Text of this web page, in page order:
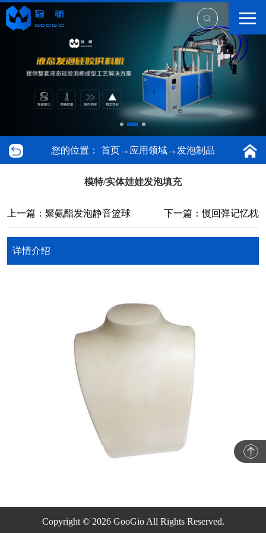
您的位置： 首页→ 应用领域→ 发泡制品
模特/实体娃娃发泡填充
上一篇：聚氨酯发泡静音篮球 下一篇：慢回弹记忆枕
详情介绍
Copyright © 2026 GooGio All Rights Reserved.